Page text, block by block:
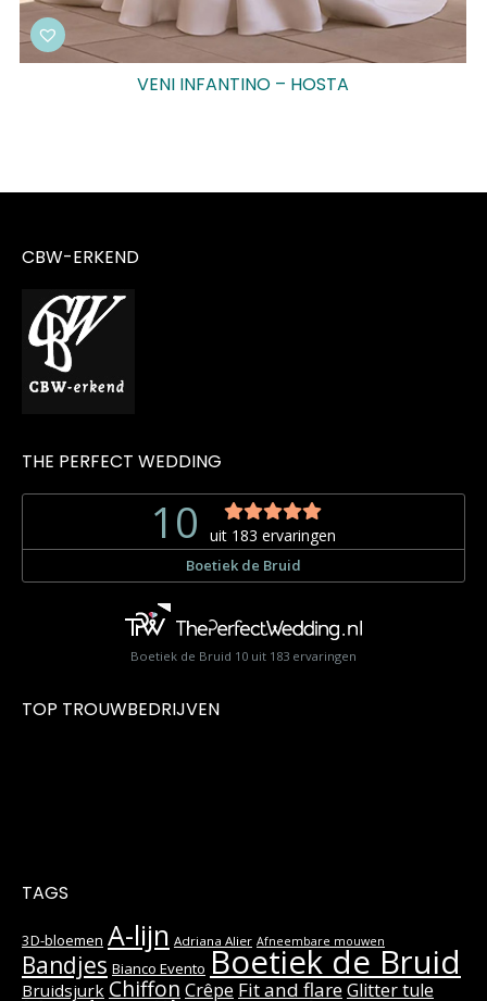
VENI INFANTINO – HOSTA
CBW-ERKEND
THE PERFECT WEDDING
Boetiek de Bruid 10 uit 183 ervaringen
TOP TROUWBEDRIJVEN
TAGS
3D-bloemen A-lijn Adriana Alier Afneembare mouwen
Bandjes Bianco Evento Boetiek de Bruid
Bruidsjurk Chiffon Crêpe Fit and flareGlitter tule